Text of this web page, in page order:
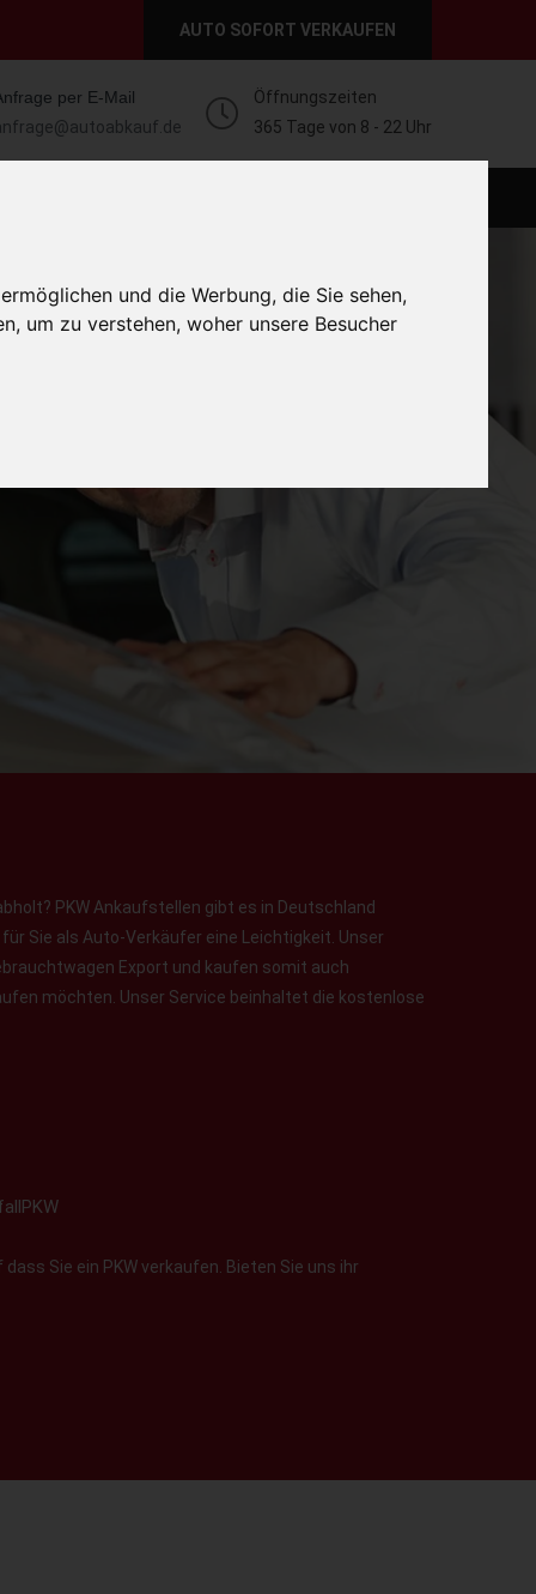
und die Werbung, die Sie sehen,
um zu verstehen, woher unsere Besucher
AUTO SOFORT VERKAUFEN
per E-Mail
Öffnungszeiten
365 Tage von 8 - 22 Uhr
PKW Ankaufstellen gibt es in Deutschland
Sie als Auto-Verkäufer eine Leichtigkeit. Unser
Export und kaufen somit auch
möchten. Unser Service beinhaltet die kostenlose
Sie ein PKW verkaufen. Bieten Sie uns ihr